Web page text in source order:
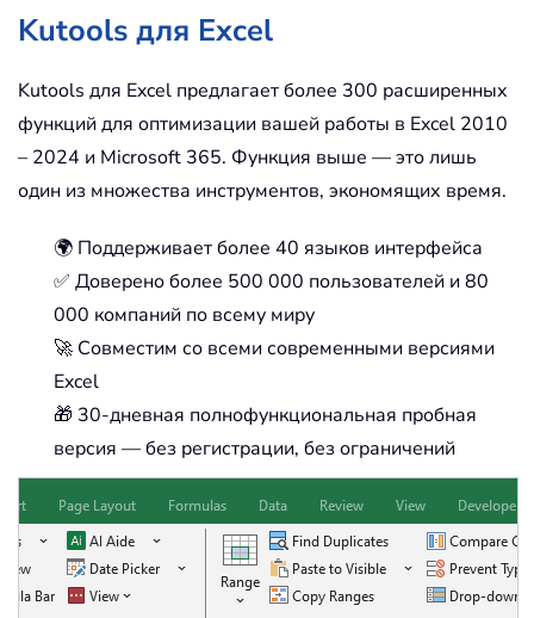
Kutools для Excel
Kutools для Excel предлагает более 300 расширенных
функций для оптимизации вашей работы в Excel 2010
– 2024 и Microsoft 365. Функция выше — это лишь
один из множества инструментов, экономящих время.
🌍 Поддерживает более 40 языков интерфейса
✅ Доверено более 500 000 пользователей и 80
000 компаний по всему миру
🚀 Совместим со всеми современными версиями
Excel
🎁 30-дневная полнофункциональная пробная
версия — без регистрации, без ограничений